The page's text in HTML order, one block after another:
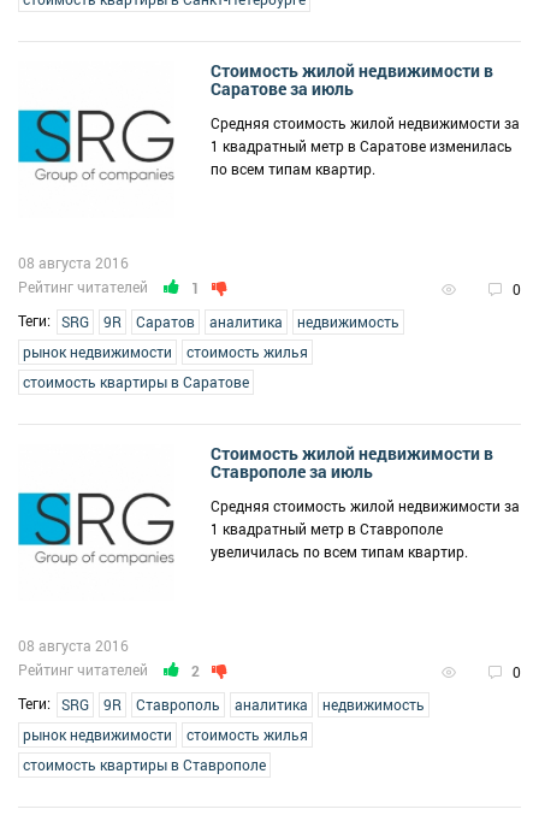
Стоимость жилой недвижимости в
Саратове за июль
Средняя стоимость жилой недвижимости за
1 квадратный метр в Саратове изменилась
по всем типам квартир.
Рейтинг читателей 1 0
08 августа 2016
Теги: SRG 9R Саратов аналитика
недвижимость
рынок недвижимости
стоимость жилья
стоимость квартиры в Саратове
Стоимость жилой недвижимости в
Ставрополе за июль
Средняя стоимость жилой недвижимости за
1 квадратный метр в Ставрополе
увеличилась по всем типам квартир.
Рейтинг читателей 2 0
08 августа 2016
Теги: SRG 9R Ставрополь аналитика
недвижимость
рынок недвижимости
стоимость жилья
стоимость квартиры в Ставрополе